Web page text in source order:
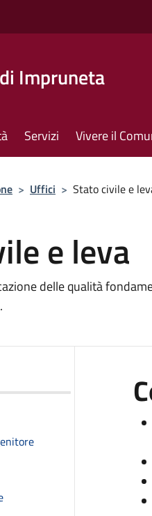
Impruneta
Servizi Vivere il
> Uffici > Stato civile e
e leva
delle qualità